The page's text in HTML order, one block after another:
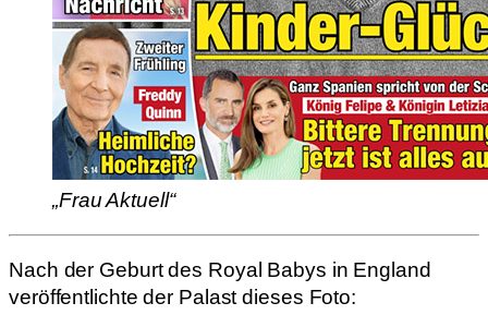
„Frau Aktuell“
Nach der Geburt des Royal Babys in England
veröffentlichte der Palast dieses Foto: